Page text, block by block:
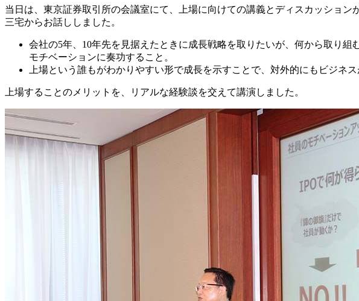
当日は、東京証券取引所の会議室にて、上場に向けての講義とディスカッショ
三宅からお話ししました。
会社の5年、10年先を見据えたときに成長戦略を取りたいが、何から取り
モチベーションに奏功すること。
上場という誰もがわかりやすい形で成長を示すことで、対外的にもビジネス
上場することのメリットを、リアルな経験談を交えて講演しました。